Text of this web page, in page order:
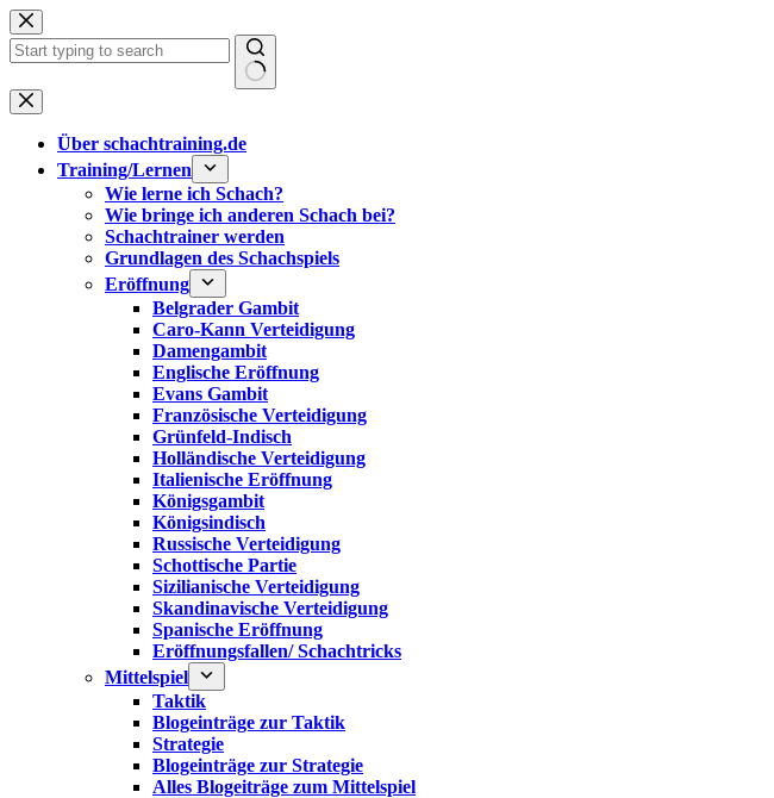
Zum
Inhalt
springen
Keine
Ergebnisse
Über schachtraining.de
Training/Lernen
Wie lerne ich Schach?
Wie bringe ich anderen Schach bei?
Schachtrainer werden
Grundlagen des Schachspiels
Eröffnung
Belgrader Gambit
Caro-Kann Verteidigung
Damengambit
Englische Eröffnung
Evans Gambit
Französische Verteidigung
Grünfeld-Indisch
Holländische Verteidigung
Italienische Eröffnung
Königsgambit
Königsindisch
Russische Verteidigung
Schottische Partie
Sizilianische Verteidigung
Skandinavische Verteidigung
Spanische Eröffnung
Eröffnungsfallen/ Schachtricks
Mittelspiel
Taktik
Blogeinträge zur Taktik
Strategie
Blogeinträge zur Strategie
Alles Blogeiträge zum Mittelspiel